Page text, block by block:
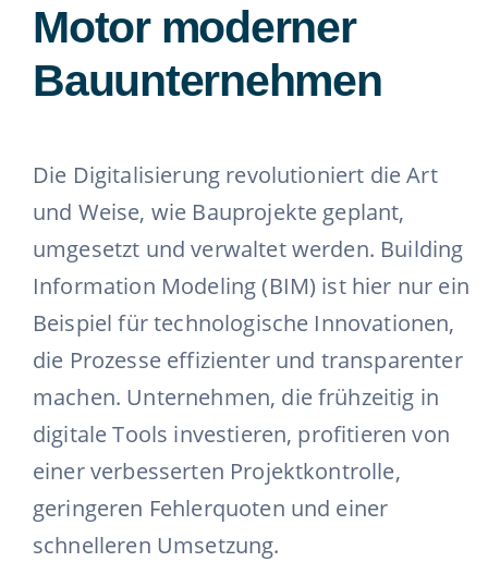
Motor moderner
Bauunternehmen
Die Digitalisierung revolutioniert die Art
und Weise, wie Bauprojekte geplant,
umgesetzt und verwaltet werden. Building
Information Modeling (BIM) ist hier nur ein
Beispiel für technologische Innovationen,
die Prozesse effizienter und transparenter
machen. Unternehmen, die frühzeitig in
digitale Tools investieren, profitieren von
einer verbesserten Projektkontrolle,
geringeren Fehlerquoten und einer
schnelleren Umsetzung.